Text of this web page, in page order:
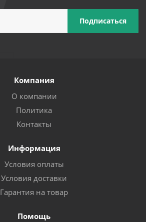
Компания
О компании
Политика
Контакты
Информация
Условия оплаты
Условия доставки
Гарантия на товар
Помощь